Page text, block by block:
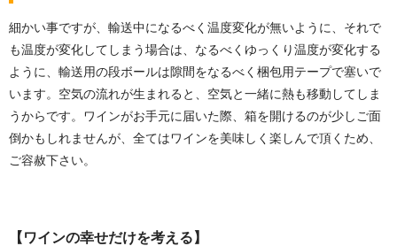
細かい事ですが、輸送中になるべく温度変化が無いように、それで
も温度が変化してしまう場合は、なるべくゆっくり温度が変化する
ように、輸送用の段ボールは隙間をなるべく梱包用テープで塞いで
います。空気の流れが生まれると、空気と一緒に熱も移動してしま
うからです。ワインがお手元に届いた際、箱を開けるのが少しご面
倒かもしれませんが、全てはワインを美味しく楽しんで頂くため、
ご容赦下さい。
【ワインの幸せだけを考える】